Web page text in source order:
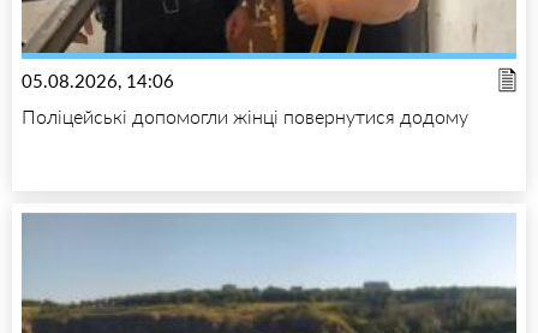
05.08.2026, 14:06
Поліцейські допомогли жінці повернутися додому